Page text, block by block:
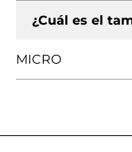
¿Cuál es el
MICRO